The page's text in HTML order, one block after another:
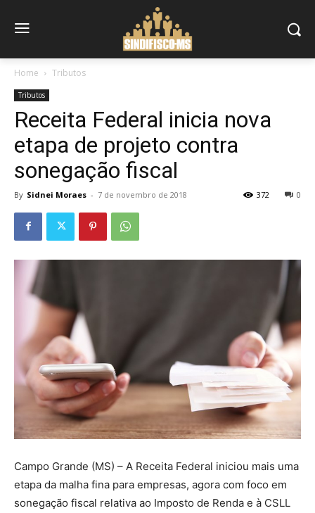
Home Tributos
Tributos
Receita Federal inicia nova
etapa de projeto contra
sonegação fiscal
By Sidnei Moraes - 7 de novembro de 2018 0
372
Campo Grande (MS) – A Receita Federal iniciou mais uma
etapa da malha fina para empresas, agora com foco em
sonegação fiscal relativa ao Imposto de Renda e à CSLL